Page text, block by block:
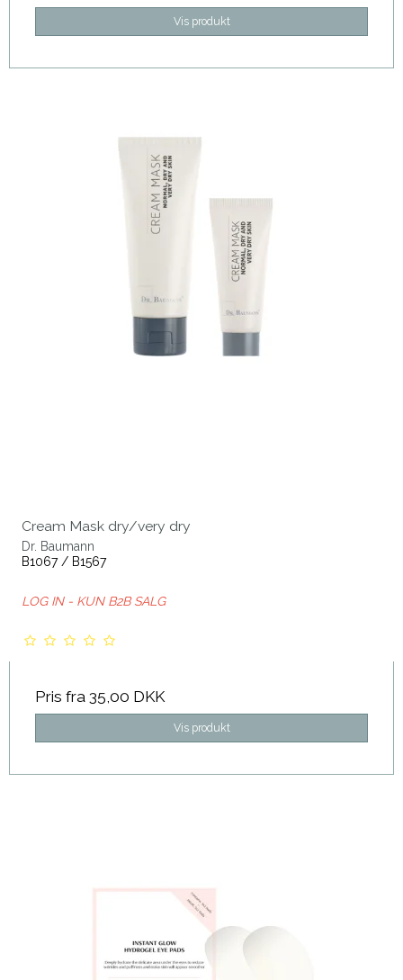
Vis produkt
Cream Mask dry/very dry
Dr. Baumann
B1067 / B1567
LOG IN - KUN B2B SALG
Pris fra 35,00 DKK
Vis produkt